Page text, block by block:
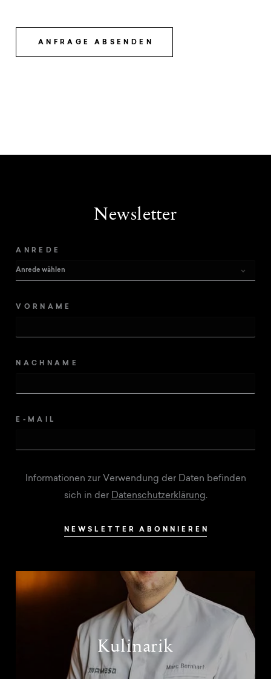
ANFRAGE ABSENDEN
Kulinarik
Newsletter
ANREDE
VORNAME
NACHNAME
E-MAIL
Informationen zur Verwendung der Daten befinden
sich in der Datenschutzerklärung.
NEWSLETTER ABONNIEREN